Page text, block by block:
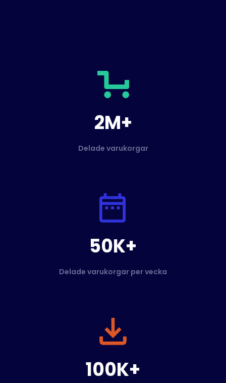
2M+
Delade varukorgar
50K+
Delade varukorgar per vecka
100K+